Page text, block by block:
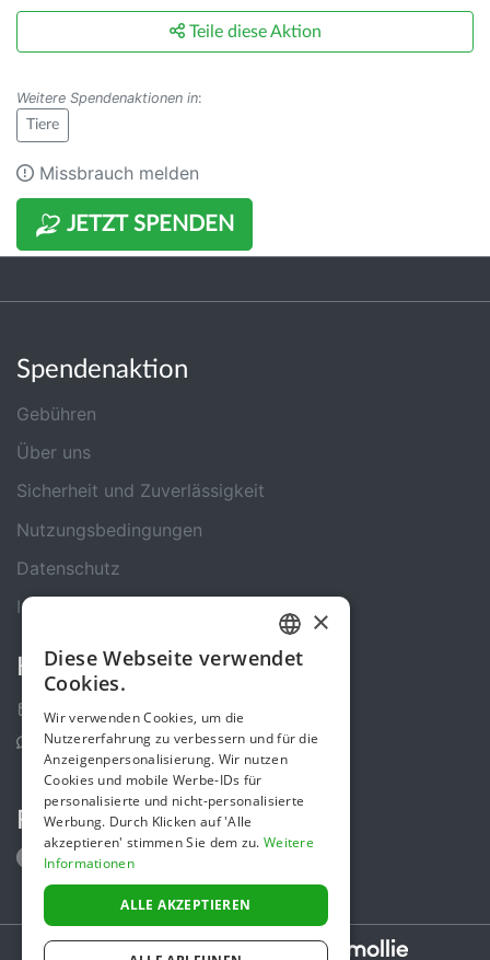
JETZT SPENDEN
Teile diese Aktion
Weitere Spendenaktionen in:
Tiere
Missbrauch melden
Spendenaktion
Gebühren
Über uns
Sicherheit und Zuverlässigkeit
Nutzungsbedingungen
Datenschutz
Impressum
Kontakt
Kontakt-Formular
Support Center
Folge uns
Secure payments powered by
GERMAN
×
Diese Webseite verwendet
Cookies.
Wir verwenden Cookies, um die
Nutzererfahrung zu verbessern und für die
Anzeigenpersonalisierung. Wir nutzen
Cookies und mobile Werbe-IDs für
personalisierte und nicht-personalisierte
Werbung. Durch Klicken auf 'Alle
akzeptieren' stimmen Sie dem zu. Weitere
Informationen
ALLE AKZEPTIEREN